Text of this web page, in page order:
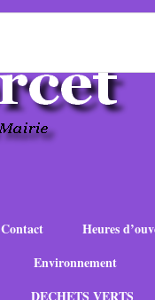
Contact Heures
Environnement
DECHETS VERTS